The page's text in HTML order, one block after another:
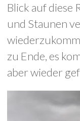
Blick auf diese
und Staunen
zu Ende, es
aber wieder